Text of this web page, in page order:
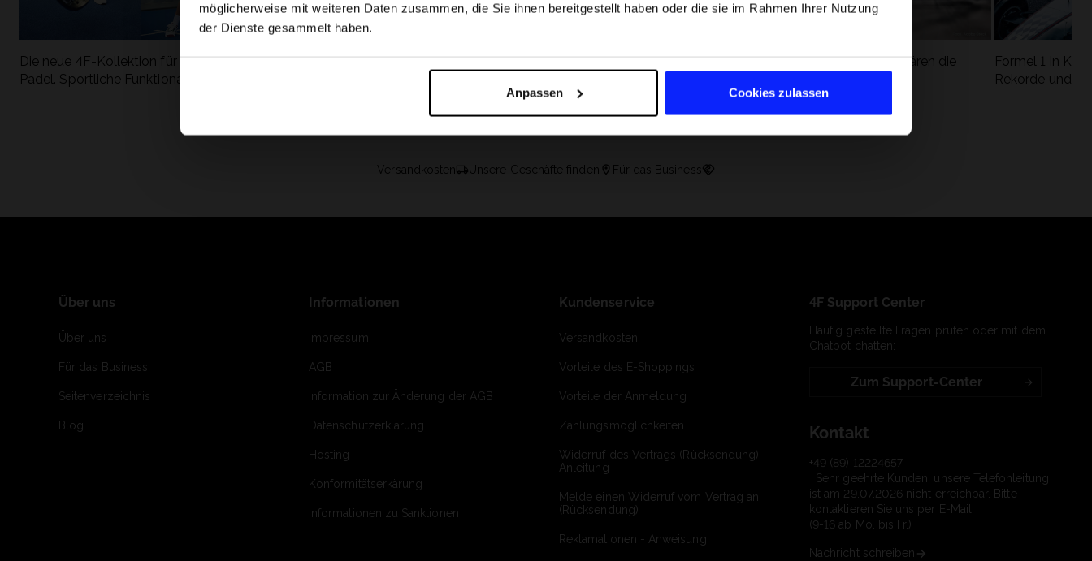
möglicherweise mit weiteren Daten zusammen, die Sie ihnen bereitgestellt haben oder die sie im Rahmen Ihrer Nutzung
der Dienste gesammelt haben.
Anpassen Cookies zulassen
Die neue 4F-Kollektion für Tennis und
Padel. Sportliche Funktionalität trifft auf
Die beliebtesten Motorsportarten -
Formel-1-Strecken, die keine Fehler
zählen.
Formel 1 Glossar - Wir erklären die
Formel 1 in
Rekorde und
Versandkosten Unsere Geschäfte finden Für das Business
Über uns
Über uns
Für das Business
Seitenverzeichnis
Blog
Informationen
Impressum
AGB
Information zur Änderung der AGB
Datenschutzerklärung
Hosting
Konformitätserkärung
Informationen zu Sanktionen
Kundenservice
Versandkosten
Vorteile des E-Shoppings
Vorteile der Anmeldung
Zahlungsmöglichkeiten
Widerruf des Vertrags (Rücksendung) –
Anleitung
Melde einen Widerruf vom Vertrag an
(Rücksendung)
Reklamationen - Anweisung
4F Support Center
Häufig gestellte Fragen prüfen oder mit dem
Chatbot chatten:
Zum Support-Center
Kontakt
+49 (89) 12224657
Sehr geehrte Kunden, unsere Telefonleitung
ist am 29.07.2026 nicht erreichbar. Bitte
kontaktieren Sie uns per E-Mail.
(9-16 ab Mo. bis Fr.)
Nachricht schreiben